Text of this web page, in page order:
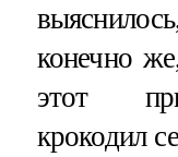
конечно
этот
крокодил